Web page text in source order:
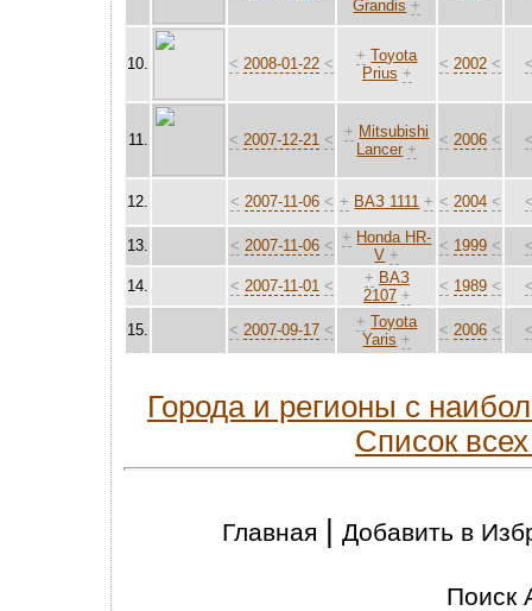
Grandis +
10. < 2008-01-22 < + Toyota
Prius +
< 2002 <
11. < 2007-12-21 < + Mitsubishi
Lancer +
< 2006 <
12. < 2007-11-06 < + ВАЗ 1111 + < 2004 <
13. < 2007-11-06 < + Honda HR-
V +
< 1999 <
14. < 2007-11-01 < + ВАЗ
2107 +
< 1989 <
15. < 2007-09-17 < + Toyota
Yaris +
< 2006 <
Города и регионы с
Список
Главная | Добавить в
Поиск